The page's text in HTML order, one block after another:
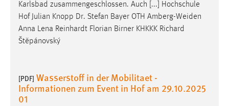
Karlsbad zusammengeschlossen. Auch [...] Hochschule
Hof Julian Knopp Dr. Stefan Bayer OTH Amberg-Weiden
Anna Lena Reinhardt Florian Birner KHKKK Richard
Štěpánovský
[PDF] Wasserstoff in der Mobilitaet -
Informationen zum Event in Hof am 29.10.2025
01
STATISTIK
Statistik Cookies erfassen Informationen anonym.